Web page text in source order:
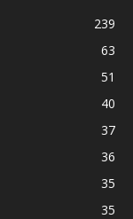
239
63
51
40
37
36
35
35